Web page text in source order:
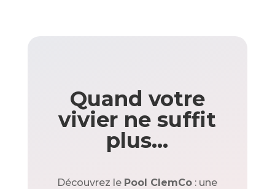
Quand votre
vivier ne suffit
plus…
Découvrez le Pool ClemCo : une